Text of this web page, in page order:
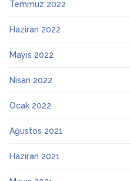
Temmuz 2022
Haziran 2022
Mayıs 2022
Nisan 2022
Ocak 2022
Ağustos 2021
Haziran 2021